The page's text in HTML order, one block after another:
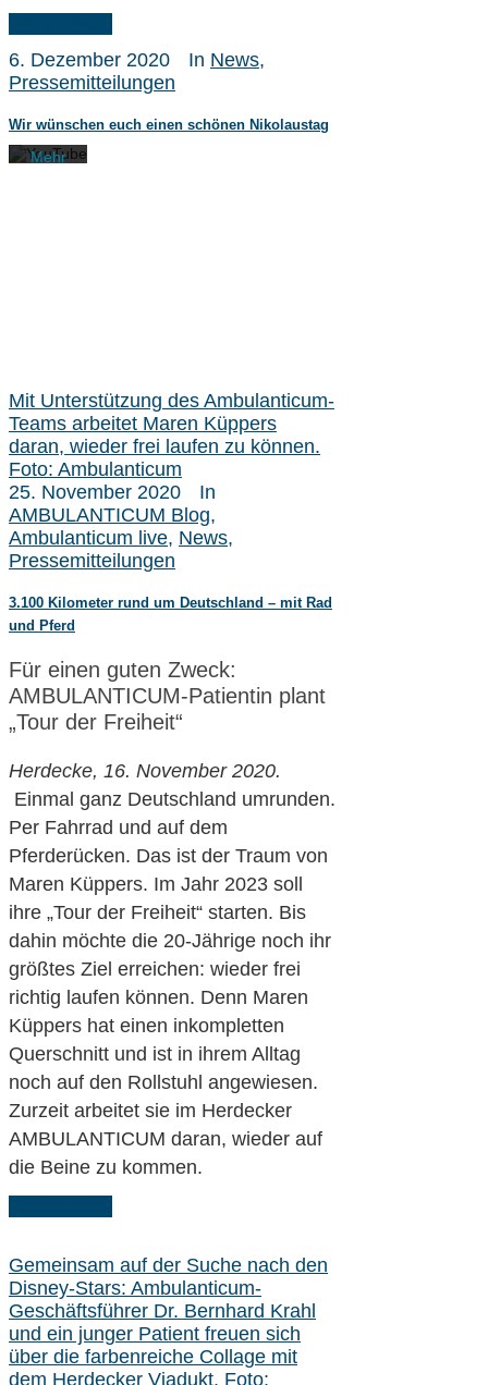
6. Dezember 2020
In News,
Pressemitteilungen
Wir wünschen euch einen schönen Nikolaustag
akzeptieren
Sie die
von
YouTube.
Mehr
Mit Unterstützung des Ambulanticum-
Teams arbeitet Maren Küppers
daran, wieder frei laufen zu können.
Foto: Ambulanticum
25. November 2020
In
AMBULANTICUM Blog,
Ambulanticum live, News,
Pressemitteilungen
3.100 Kilometer rund um Deutschland – mit Rad
und Pferd
Für einen guten Zweck:
AMBULANTICUM-Patientin plant
„Tour der Freiheit“
Herdecke, 16. November 2020.
Einmal ganz Deutschland umrunden.
Per Fahrrad und auf dem
Pferderücken. Das ist der Traum von
Maren Küppers. Im Jahr 2023 soll
ihre „Tour der Freiheit“ starten. Bis
dahin möchte die 20-Jährige noch ihr
größtes Ziel erreichen: wieder frei
richtig laufen können. Denn Maren
Küppers hat einen inkompletten
Querschnitt und ist in ihrem Alltag
noch auf den Rollstuhl angewiesen.
Zurzeit arbeitet sie im Herdecker
AMBULANTICUM daran, wieder auf
die Beine zu kommen.
Gemeinsam auf der Suche nach den
Disney-Stars: Ambulanticum-
Geschäftsführer Dr. Bernhard Krahl
und ein junger Patient freuen sich
über die farbenreiche Collage mit
dem Herdecker Viadukt. Foto: